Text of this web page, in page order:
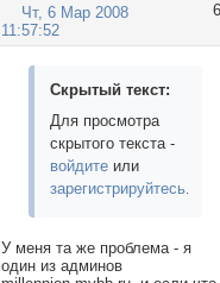
6
Чт, 6 Мар 2008
11:57:52
Скрытый текст:
Для просмотра
скрытого текста -
войдите или
зарегистрируйтесь.
У меня та же проблема - я
один из админов